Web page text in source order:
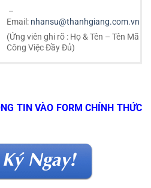
–
Email: nhansu@thanhgiang.com.vn
(Ứng viên ghi rõ : Họ & Tên – Tên Mã
Công Việc Đầy Đủ)
TIN VÀO FORM CHÍNH THỨC